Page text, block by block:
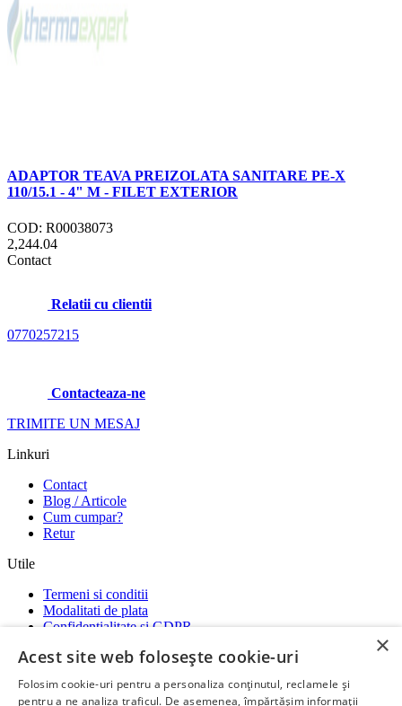
ADAPTOR TEAVA PREIZOLATA SANITARE PE-X
110/15.1 - 4" M - FILET EXTERIOR
COD: R00038073
2,244.04
Contact
Relatii cu clientii
0770257215
Contacteaza-ne
TRIMITE UN MESAJ
Linkuri
Contact
Blog / Articole
Cum cumpar?
Retur
Utile
Termeni si conditii
Modalitati de plata
Confidentialitate si GDPR
ANPC-SOL-SAL
Social media
×
Acest site web folosește cookie-uri
Folosim cookie-uri pentru a personaliza conținutul, reclamele și
pentru a ne analiza traficul. De asemenea, împărtășim informații